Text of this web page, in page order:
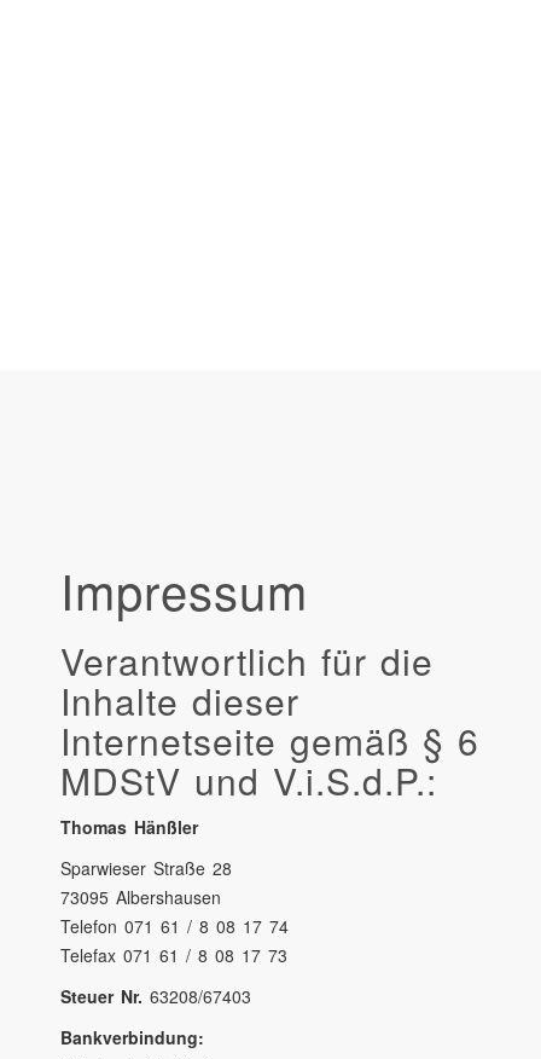
Impressum
Verantwortlich für die
Inhalte dieser
Internetseite gemäß § 6
MDStV und V.i.S.d.P.:
Thomas Hänßler
Sparwieser Straße 28
73095 Albershausen
Telefon 071 61 / 8 08 17 74
Telefax 071 61 / 8 08 17 73
Steuer Nr. 63208/67403
Bankverbindung: